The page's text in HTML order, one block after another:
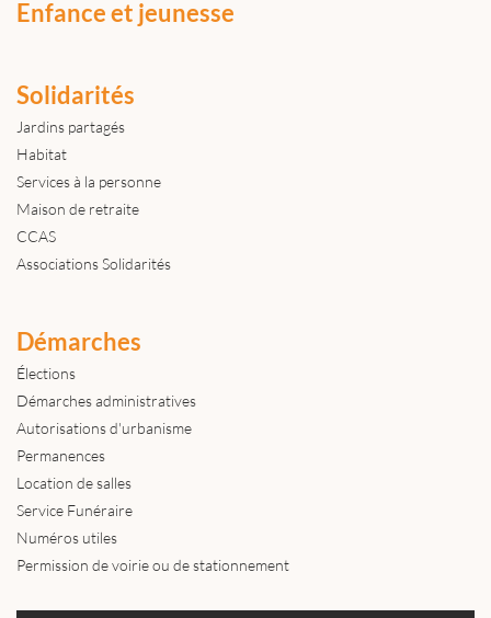
Enfance et jeunesse
Solidarités
Jardins partagés
Habitat
Services à la personne
Maison de retraite
CCAS
Associations Solidarités
Démarches
Élections
Démarches administratives
Autorisations d'urbanisme
Permanences
Location de salles
Service Funéraire
Numéros utiles
Permission de voirie ou de stationnement